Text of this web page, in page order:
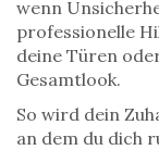
wenn
professionelle
deine Türen
Gesamtlook.
So wird dein
an dem du dich